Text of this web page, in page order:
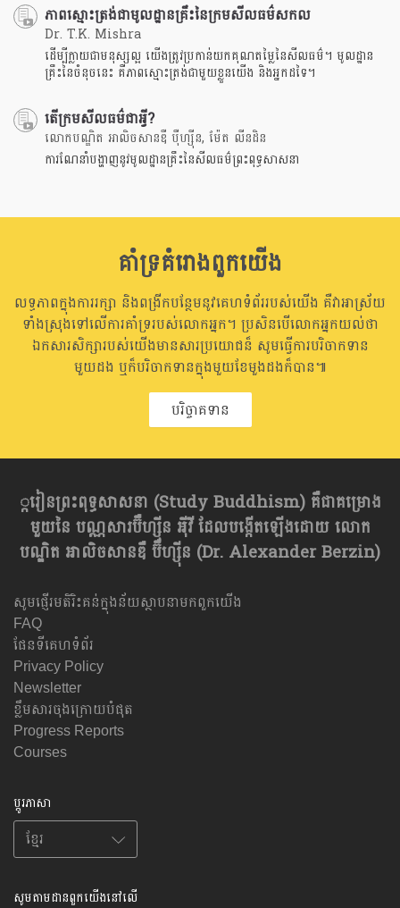
ភាពស្មោះត្រង់ជាមូលដ្ឋានគ្រឹះនៃក្រមសីលធម៌សកល
Dr. T.K. Mishra
ដើម្បីក្លាយជាមនុស្សល្អ យើងត្រូវប្រកាន់យកគុណតម្លៃនៃសីលធម៌។ មូលដ្ឋាន
គ្រឹះនៃចំនុចនេះ គឺភាពស្មោះត្រង់ជាមួយខ្លួនយើង និងអ្នកដទៃ។
តើក្រមសីលធម៌ជាអ្វី?
លោកបណ្ឌិត អាលិចសានឌឺ បុឺហ្សុីន, ម៉ែត លីនដិន
ការណែនាំបង្ហាញនូវមូលដ្ឋានគ្រឹះនៃសីលធម៌ព្រះពុទ្ធសាសនា
គាំទ្រគំរោងពួកយើង
លទ្ធភាពក្នុងការរក្សា និងពង្រីកបន្ថែមនូវគេហទំព័ររបស់យើង គឺវាអាស្រ័យ
ទាំងស្រុងទៅលើការគាំទ្ររបស់លោកអ្នក។ ប្រសិនបើលោកអ្នកយល់ថា
ឯកសារសិក្សារបស់យើងមានសារប្រយោជន៏ សូមធ្វើការបរិចាកទាន
មួយដង ឬក៏បរិចាកទានក្នុងមួយខែមួងដងក៏បាន៕
បរិច្ចាគទាន
្ករៀនព្រះពុទ្ធសាសនា​ (Study Buddhism) គឺជាគម្រោង
មួយនៃ បណ្ណសារប៊ឺហ្សុីន អុីវី ដែលបង្កើតឡើងដោយ លោក
បណ្ឌិត អាលិចសានឌឺ ប៊ឺហ្សុីន (Dr. Alexander Berzin)
សូមផ្ញើរមតិរិះគន់ក្នុងន័យស្ថាបនាមកពួកយើង
FAQ
ផែនទីគេហទំព័រ
Privacy Policy
Newsletter
ខ្លឹមសារចុងក្រោយបំផុត
Progress Reports
Courses
ប្តូរភាសា
សូមតាមដានពួកយើងនៅលើ